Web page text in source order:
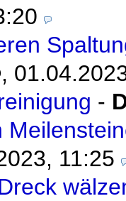
,
-
11:25